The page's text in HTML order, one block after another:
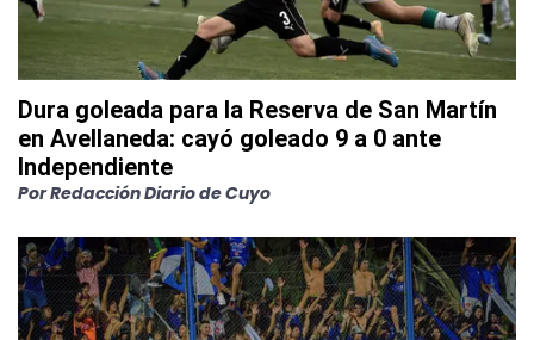
Dura goleada para la Reserva de San Martín
en Avellaneda: cayó goleado 9 a 0 ante
Independiente
PorRedacción Diario de Cuyo